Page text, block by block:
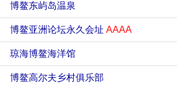
博鳌东屿岛温泉
博鳌亚洲论坛永久会址 AAAA
琼海博鳌海洋馆
博鳌高尔夫乡村俱乐部